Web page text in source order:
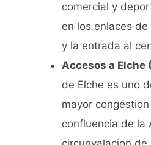
comercial y
en los enlaces
y la entrada al
Accesos a Elche
de Elche es uno
mayor
confluencia de la